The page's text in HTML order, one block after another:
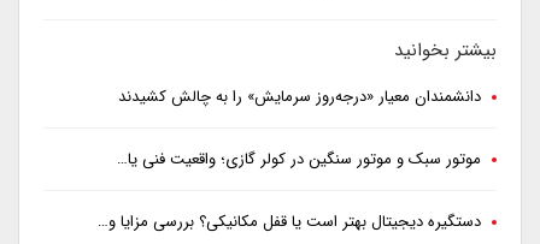
بیشتر بخوانید
دانشمندان معیار «درجه‌روز سرمایش» را به چالش کشیدند
موتور سبک و موتور سنگین در کولر گازی؛ واقعیت فنی یا…
دستگیره دیجیتال بهتر است یا قفل مکانیکی؟ بررسی مزایا و…